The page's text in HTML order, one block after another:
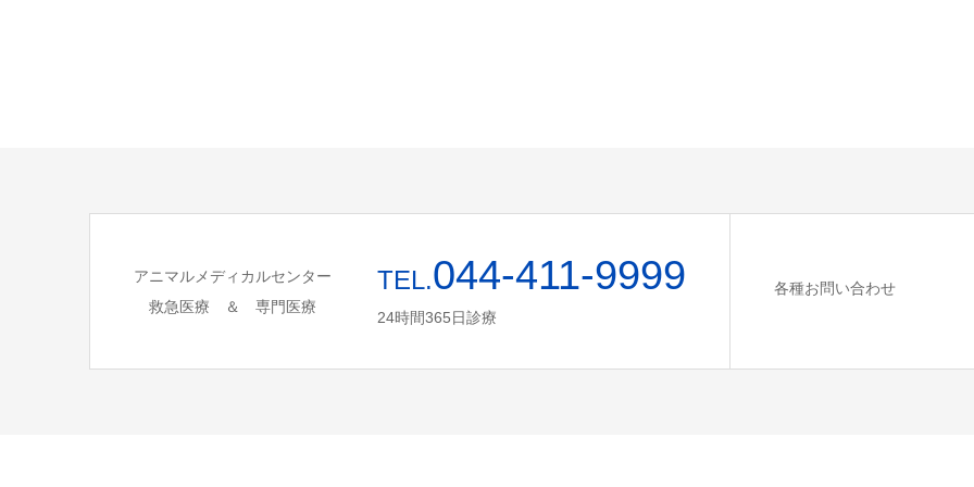
アニマルメディカルセンター
救急医療 ＆ 専門医療
TEL.044-411-9999
24時間365日診療
各種お問い合わせ